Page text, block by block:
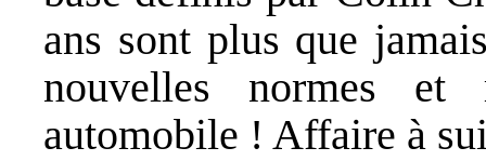
ans sont plus que
nouvelles normes et
automobile ! Affaire à